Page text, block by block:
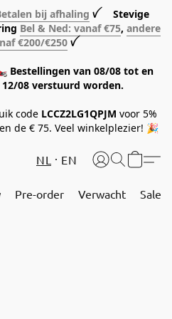
bij afhaling ꪜ Stevige
Bel & Ned: vanaf €75, andere
€200/€250 ꪜ
van 08/08 tot en
08 verstuurd worden.
code LCCZ2LG1QPJM voor 5%
de € 75. Veel winkelplezier! 🎉
NL EN
Pre-order Verwacht Sale